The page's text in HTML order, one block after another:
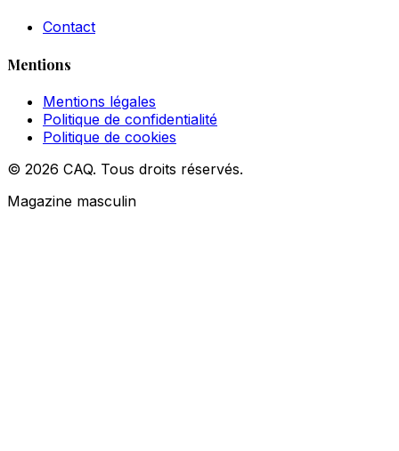
Contact
Mentions
Mentions légales
Politique de confidentialité
Politique de cookies
© 2026 CAQ. Tous droits réservés.
Magazine masculin